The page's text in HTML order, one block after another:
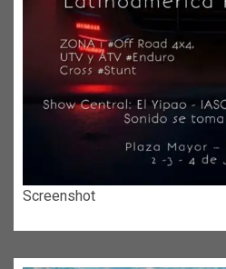
Screenshot